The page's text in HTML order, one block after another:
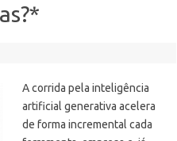
A corrida pela inteligência
artificial generativa acelera
de forma incremental cada